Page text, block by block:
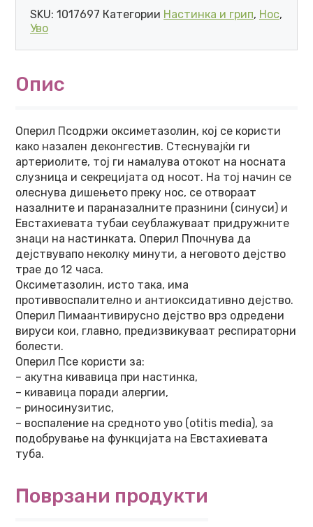
SKU: 1017697 Категории Настинка и грип, Нос,
Уво
Опис
Оперил Псодржи оксиметазолин, кој се користи
како назален деконгестив. Стеснувајќи ги
артериолите, тој ги намалува отокот на носната
слузница и секрецијата од носот. На тој начин се
олеснува дишењето преку нос, се отвораат
назалните и параназалните празнини (синуси) и
Евстахиевата тубаи сеублажуваат придружните
знаци на настинката. Оперил Ппочнува да
дејствувапо неколку минути, а неговото дејство
трае до 12 часа.
Оксиметазолин, исто така, има
противвоспалително и антиоксидативно дејство.
Оперил Пимаантивирусно дејство врз одредени
вируси кои, главно, предизвикуваат респираторни
болести.
Оперил Псе користи за:
– акутна кивавица при настинка,
– кивавица поради алергии,
– риносинузитис,
– воспаление на средното уво (otitis media), за
подобрување на функцијата на Евстахиевата
туба.
Поврзани продукти